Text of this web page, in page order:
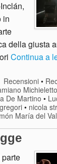
in
della giusta
Continua a
Recensioni•
Michieletto
De Martino •
• nicola
María del